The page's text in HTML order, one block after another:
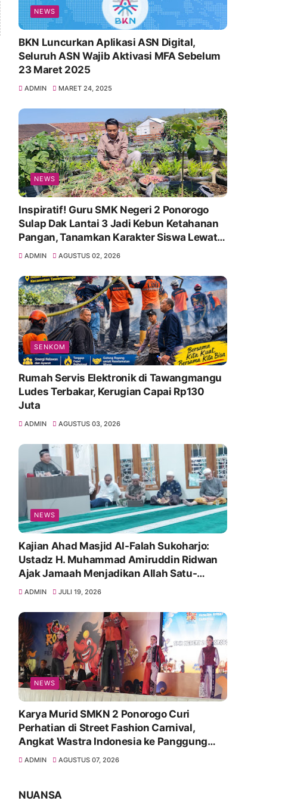
NEWS
BKN Luncurkan Aplikasi ASN Digital,
Seluruh ASN Wajib Aktivasi MFA Sebelum
23 Maret 2025
ADMIN MARET 24, 2025
NEWS
Inspiratif! Guru SMK Negeri 2 Ponorogo
Sulap Dak Lantai 3 Jadi Kebun Ketahanan
Pangan, Tanamkan Karakter Siswa Lewat
Aksi Nyata
ADMIN AGUSTUS 02, 2026
SENKOM
Rumah Servis Elektronik di Tawangmangu
Ludes Terbakar, Kerugian Capai Rp130
Juta
ADMIN AGUSTUS 03, 2026
NEWS
Kajian Ahad Masjid Al-Falah Sukoharjo:
Ustadz H. Muhammad Amiruddin Ridwan
Ajak Jamaah Menjadikan Allah Satu-
Satunya Tempat Bergantung
ADMIN JULI 19, 2026
NEWS
Karya Murid SMKN 2 Ponorogo Curi
Perhatian di Street Fashion Carnival,
Angkat Wastra Indonesia ke Panggung
Kreatif
ADMIN AGUSTUS 07, 2026
NUANSA